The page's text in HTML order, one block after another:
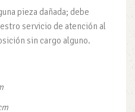
pieza dañada; debe
servicio de atención al
sin cargo alguno.